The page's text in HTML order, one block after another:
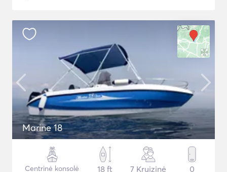
Marine 18
Centrinė konsolė
18 ft
7 Kruizinė 0